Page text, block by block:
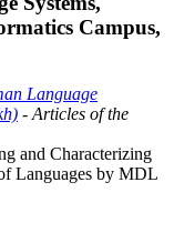
Campus,
Language
- Articles of the
and Characterizing
Languages by MDL